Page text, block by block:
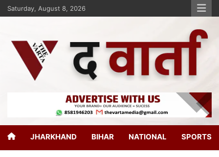
Saturday, August 8, 2026
The Varta
JHARKHAND BIHAR NATIONAL SPORTS